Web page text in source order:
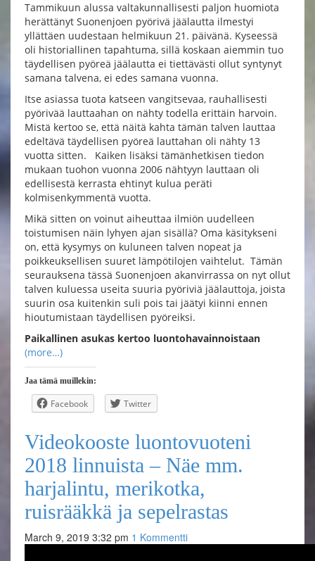
Tammikuun alussa valtakunnallisesti paljon huomiota
herättänyt Suonenjoen pyörivä jäälautta ilmestyi
yllättäen uudestaan helmikuun 21. päivänä. Kyseessä
oli historiallinen tapahtuma, sillä koskaan aiemmin tuo
täydellisen pyöreä jäälautta ei tiettävästi ollut syntynyt
samana talvena, ei edes samana vuonna.
Itse asiassa tuota katseen vangitsevaa, rauhallisesti
pyörivää lauttaahan on nähty todella erittäin harvoin.
Mistä kertoo se, että näitä kahta tämän talven lauttaa
edeltävä täydellisen pyöreä lauttahan oli nähty 13
vuotta sitten. Kaiken lisäksi tämänhetkisen tiedon
mukaan tuohon vuonna 2006 nähtyyn lauttaan oli
edellisestä kerrasta ehtinyt kulua peräti
kolmisenkymmentä vuotta.
Mikä sitten on voinut aiheuttaa ilmiön uudelleen
toistumisen näin lyhyen ajan sisällä? Oma käsitykseni
on, että kysymys on kuluneen talven nopeat ja
poikkeuksellisen suuret lämpötilojen vaihtelut. Tämän
seurauksena tässä Suonenjoen akanvirrassa on nyt ollut
talven kuluessa useita suuria pyöriviä jäälauttoja, joista
suurin osa kuitenkin suli pois tai jäätyi kiinni ennen
hioutumistaan täydellisen pyöreiksi.
Paikallinen asukas kertoo luontohavainnoistaan
(more…)
Jaa tämä muillekin:
Facebook Twitter
Videokooste luontovuoteni
2018 linnuista – Näe mm.
harjalintu, merikotka,
ruisrääkkä ja sepelrastas
March 9, 2019 3:32 pm 1 Kommentti